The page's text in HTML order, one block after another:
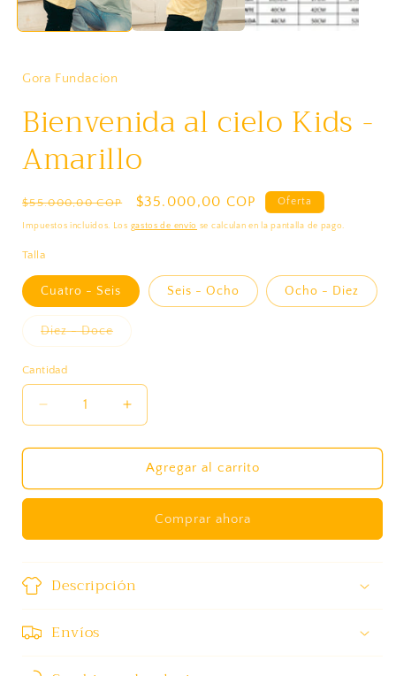
Gora Fundacion
Bienvenida al cielo Kids -
Amarillo
Precio
habitual
$55.000,00 COP
Precio
de
$35.000,00 COP Oferta
Impuestos incluidos. Los gastos de envío se calculan en la pantalla de pago.
Talla
Cuatro - Seis Seis - Ocho Ocho - Diez
Diez - DoceVariante
agotada
Cantidad
Cantidad
Reducir
cantidad
para
al
-
Aumentar
cantidad
para
Bienvenida
al
Kids
-
Agregar al carrito
Comprar ahora
Descripción
Envíos